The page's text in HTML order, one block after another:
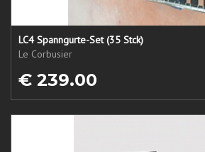
LC4 Spanngurte-Set (35 Stck)
Le Corbusier
€ 239.00